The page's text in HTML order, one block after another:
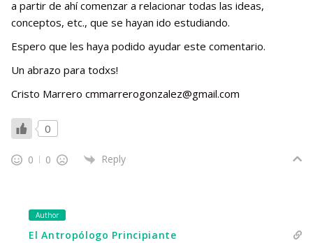
a partir de ahí comenzar a relacionar todas las ideas,
conceptos, etc., que se hayan ido estudiando.
Espero que les haya podido ayudar este comentario.
Un abrazo para todxs!
Cristo Marrero cmmarrerogonzalez@gmail.com
0
0 0 Reply
Author
El Antropólogo Principiante